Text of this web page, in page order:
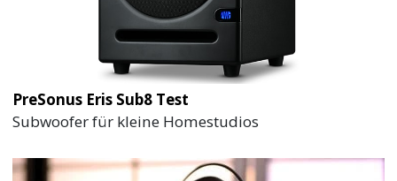
PreSonus Eris Sub8 Test
Subwoofer für kleine Homestudios